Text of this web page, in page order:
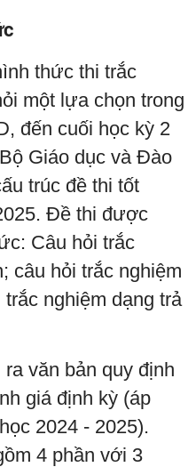
thức thi trắc
một lựa chọn trong
đến cuối học kỳ 2
Giáo dục và Đào
trúc đề thi tốt
Đề thi được
Câu hỏi trắc
câu hỏi trắc nghiệm
nghiệm dạng trả
văn bản quy định
giá định kỳ (áp
2024 - 2025).
4 phần với 3